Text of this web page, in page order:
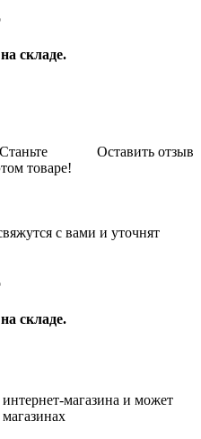
складе.
Оставить отзыв
товаре!
с вами и уточнят
складе.
магазина и может